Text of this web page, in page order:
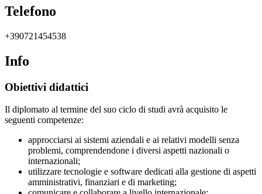
Telefono
+390721454538
Info
Obiettivi didattici
Il diplomato al termine del suo ciclo di studi avrà acquisito le
seguenti competenze:
approcciarsi ai sistemi aziendali e ai relativi modelli senza
problemi, comprendendone i diversi aspetti nazionali o
internazionali;
utilizzare tecnologie e software dedicati alla gestione di aspetti
amministrativi, finanziari e di marketing;